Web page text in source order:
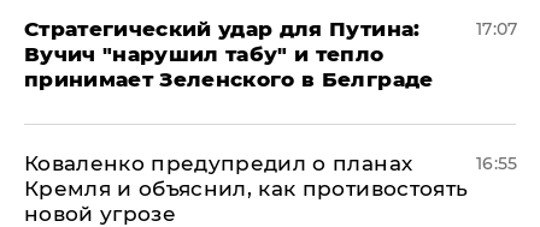
Стратегический удар для Путина:
Вучич "нарушил табу" и тепло
принимает Зеленского в Белграде
17:07
Коваленко предупредил о планах
Кремля и объяснил, как противостоять
новой угрозе
16:55